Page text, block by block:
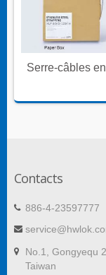
Serre-câbles
Contacts
886-4-23597777
No.1, Gongyequ
Taiwan